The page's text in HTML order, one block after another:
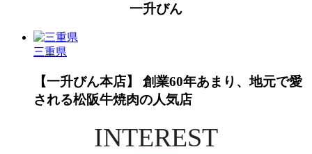
一升びん
三重県
【一升びん本店】 創業60年あまり、地元で愛
される松阪牛焼肉の人気店
INTEREST